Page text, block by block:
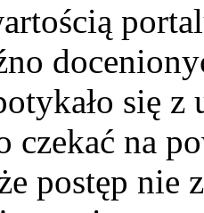
się
czekać na
postęp nie